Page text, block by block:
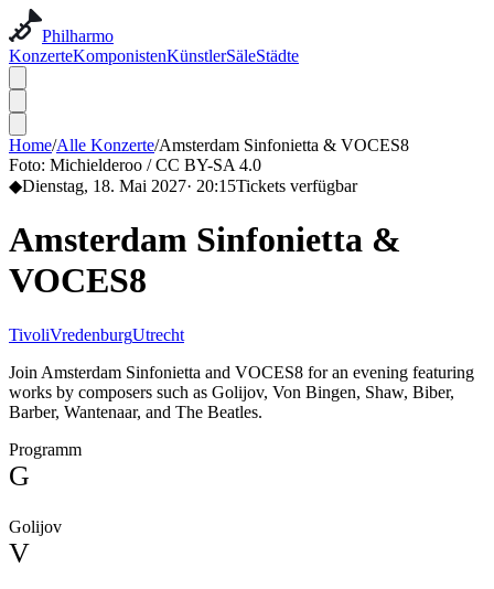
Philharmo
KonzerteKomponistenKünstlerSäleStädte
Home/Alle Konzerte/Amsterdam Sinfonietta & VOCES8
Foto: Michielderoo / CC BY-SA 4.0
◆Dienstag, 18. Mai 2027· 20:15Tickets verfügbar
Amsterdam Sinfonietta &
VOCES8
TivoliVredenburgUtrecht
Join Amsterdam Sinfonietta and VOCES8 for an evening featuring
works by composers such as Golijov, Von Bingen, Shaw, Biber,
Barber, Wantenaar, and The Beatles.
Programm
G
Golijov
V